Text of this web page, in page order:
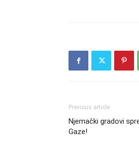
Previous article
Njemački gradovi
Gaze!